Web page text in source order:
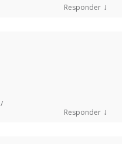
Responder ↓
Responder ↓